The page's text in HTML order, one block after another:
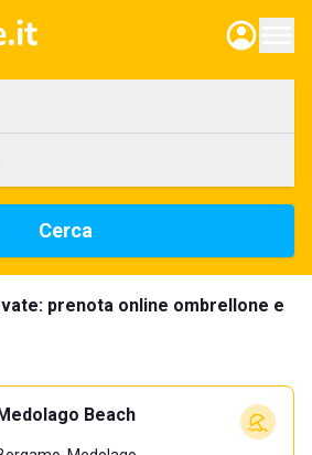
Cerca
prenota online ombrellone e
Beach